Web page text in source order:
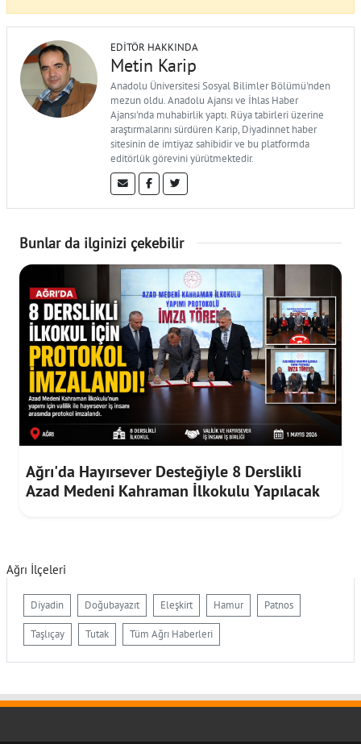
EDITÖR HAKKINDA
Metin Karip
Anadolu Üniversitesi Sosyal Bilimler Bölümü'nden
mezun oldu. Anadolu Ajansı ve İhlas Haber
Ajansı'nda muhabirlik yaptı. Rüya tabirleri üzerine
araştırmalarını sürdüren Karip, Diyadinnet haber
sitesinin de imtiyaz sahibidir ve bu platformda
editörlük görevini yürütmektedir.
Bunlar da ilginizi çekebilir
Ağrı'da Hayırsever Desteğiyle 8 Derslikli
Azad Medeni Kahraman İlkokulu Yapılacak
Ağrı İlçeleri
Diyadin Doğubayazıt Eleşkirt Hamur Patnos
Taşlıçay Tutak Tüm Ağrı Haberleri